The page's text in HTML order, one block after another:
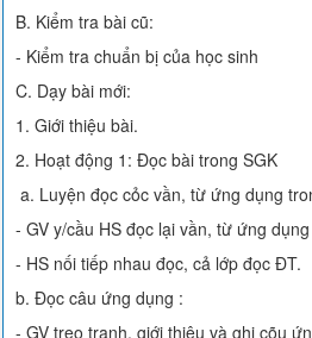
B. Kiểm tra bài cũ:
- Kiểm tra chuẩn bị của học sinh
C. Dạy bài mới:
1. Giới thiệu bài.
2. Hoạt động 1: Đọc bài trong SGK
a. Luyện đọc cỏc vần, từ ứng dụng
- GV y/cầu HS đọc lại vần, từ ứng
- HS nối tiếp nhau đọc, cả lớp đọc ĐT.
b. Đọc câu ứng dụng :
- GV treo tranh, giới thiệu và ghi cõu